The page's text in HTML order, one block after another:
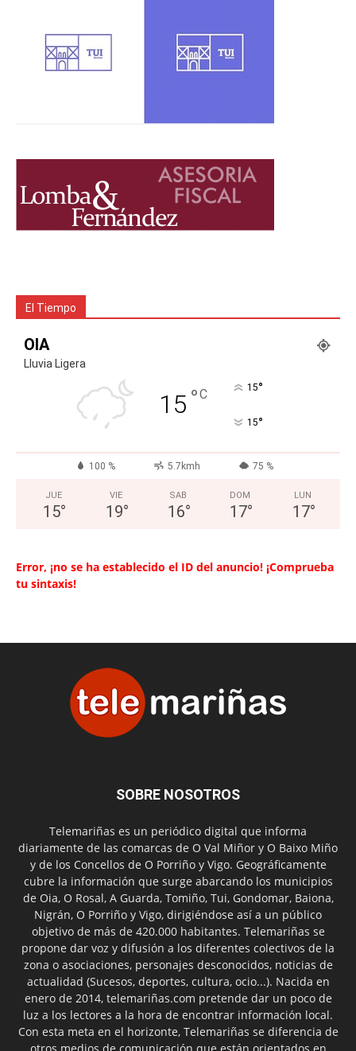
El Tiempo
OIA
Lluvia Ligera
15 °C 15°
15°
100 % 5.7kmh 75 %
JUE
15°
VIE
19°
SAB
16°
DOM
17°
LUN
17°
Error, ¡no se ha establecido el ID del anuncio! ¡Comprueba
tu sintaxis!
SOBRE NOSOTROS
Telemariñas es un periódico digital que informa
diariamente de las comarcas de O Val Miñor y O Baixo Miño
y de los Concellos de O Porriño y Vigo. Geográficamente
cubre la información que surge abarcando los municipios
de Oia, O Rosal, A Guarda, Tomiño, Tui, Gondomar, Baiona,
Nigrán, O Porriño y Vigo, dirigiéndose así a un público
objetivo de más de 420.000 habitantes. Telemariñas se
propone dar voz y difusión a los diferentes colectivos de la
zona o asociaciones, personajes desconocidos, noticias de
actualidad (Sucesos, deportes, cultura, ocio...). Nacida en
enero de 2014, telemariñas.com pretende dar un poco de
luz a los lectores a la hora de encontrar información local.
Con esta meta en el horizonte, Telemariñas se diferencia de